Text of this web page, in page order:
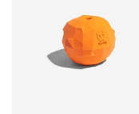
Наблюдайте за
Контролируемая
дольше и, самое